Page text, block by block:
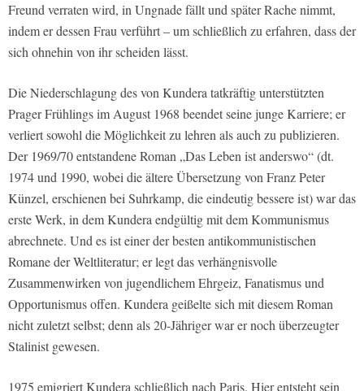
Freund verraten wird, in Ungnade fällt und später Rache nimmt,
indem er dessen Frau verführt – um schließlich zu erfahren, dass der
sich ohnehin von ihr scheiden lässt.
Die Niederschlagung des von Kundera tatkräftig unterstützten
Prager Frühlings im August 1968 beendet seine junge Karriere; er
verliert sowohl die Möglichkeit zu lehren als auch zu publizieren.
Der 1969/70 entstandene Roman „Das Leben ist anderswo“(dt.
1974 und 1990, wobei die ältere Übersetzung von Franz Peter
Künzel, erschienen beiSuhrkamp, die eindeutig bessere ist) war das
erste Werk, in dem Kundera endgültig mit dem Kommunismus
abrechnete. Und es ist einer der besten antikommunistischen
Romane der Weltliteratur; er legt das verhängnisvolle
Zusammenwirken von jugendlichem Ehrgeiz, Fanatismus und
Opportunismus offen. Kundera geißelte sich mit diesem Roman
nicht zuletzt selbst; denn als 20-Jähriger war er noch überzeugter
Stalinist gewesen.
1975 emigriert Kundera schließlich nach Paris. Hier entsteht sein